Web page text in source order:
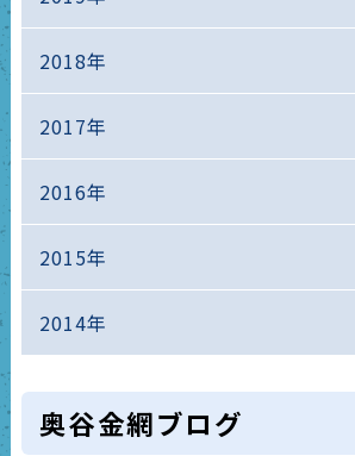
2018年
2017年
2016年
2015年
2014年
奥谷金網ブログ